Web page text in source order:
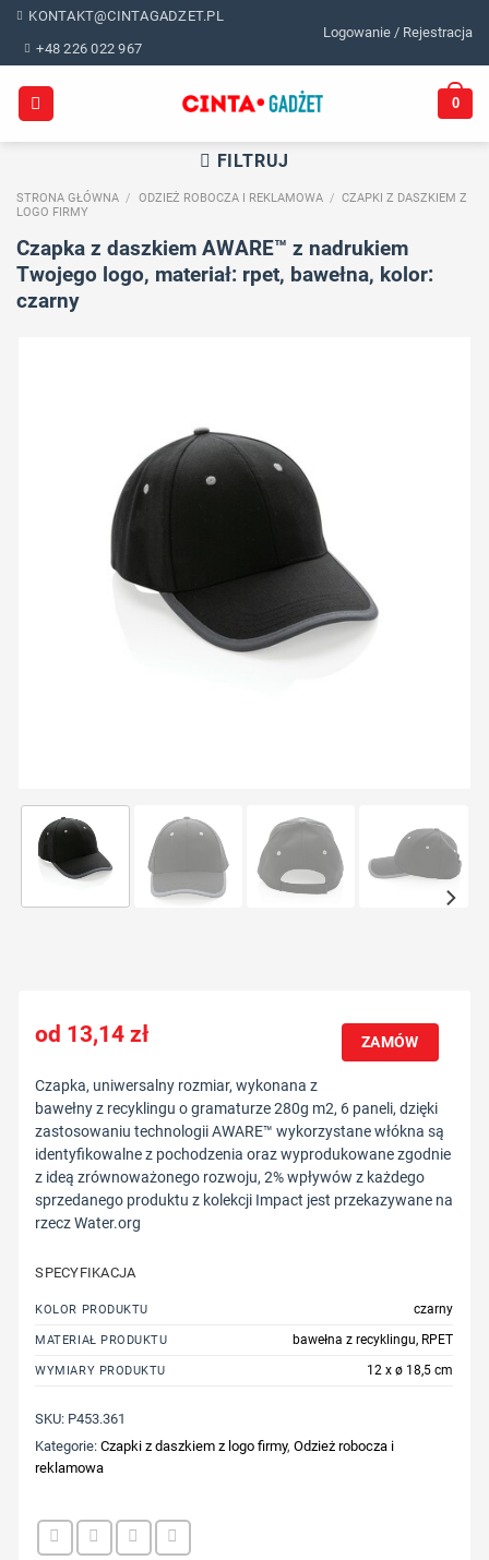
Skip
content
KONTAKT@CINTAGADZET.PL
+48 226 022 967
Logowanie / Rejestracja
0
FILTRUJ
STRONA GŁÓWNA / ODZIEŻ ROBOCZA I REKLAMOWA / CZAPKI Z DASZKIEM Z
LOGO FIRMY
Czapka z daszkiem AWARE™ z nadrukiem
Twojego logo, materiał: rpet, bawełna, kolor:
czarny
13,14zł ZAMÓW
Czapka, uniwersalny rozmiar, wykonana z
bawełny z recyklingu o gramaturze 280g m2, 6 paneli, dzięki
zastosowaniu technologii AWARE™ wykorzystane włókna są
identyfikowalne z pochodzenia oraz wyprodukowane zgodnie
z ideą zrównoważonego rozwoju, 2% wpływów z każdego
sprzedanego produktu z kolekcji Impact jest przekazywane na
rzecz Water.org
SPECYFIKACJA
KOLOR PRODUKTU czarny
MATERIAŁ PRODUKTU bawełna z recyklingu, RPET
WYMIARY PRODUKTU 12 x ø 18,5 cm
SKU: P453.361
Kategorie:Czapki z daszkiem z logo firmy,Odzież robocza i
reklamowa